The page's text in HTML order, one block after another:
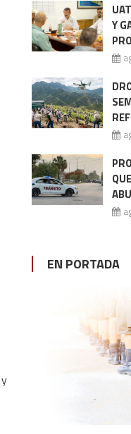
Y
EN PORTADA